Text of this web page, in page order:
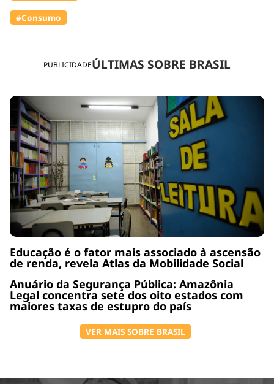
PUBLICIDADEÚLTIMAS SOBRE BRASIL
Educação é o fator mais associado à ascensão
de renda, revela Atlas da Mobilidade Social
Anuário da Segurança Pública: Amazônia
Legal concentra sete dos oito estados com
maiores taxas de estupro do país
VER MAIS SOBRE BRASIL
#Consumo